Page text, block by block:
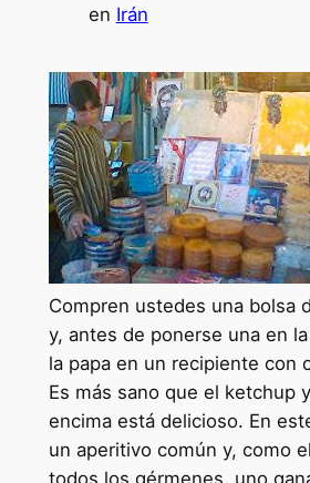
en Irán
Compren ustedes una bolsa
y, antes de ponerse una en
la papa en un recipiente con
Es más sano que el ketchup
encima está delicioso. En
un aperitivo común y, como
todos los gérmenes, uno